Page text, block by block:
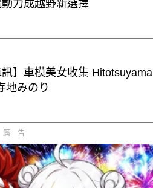
力成越野新選擇
訊】車模美女收集 Hitotsuyama
地みのり
廣告